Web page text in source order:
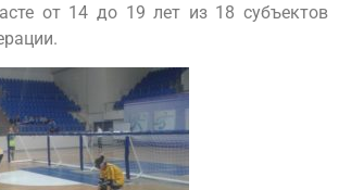
от 14 до 19 лет из 18 субъектов